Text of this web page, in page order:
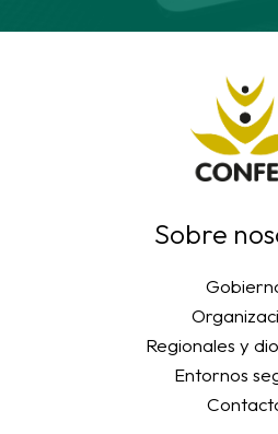
Sobre
Regionales y
Entornos